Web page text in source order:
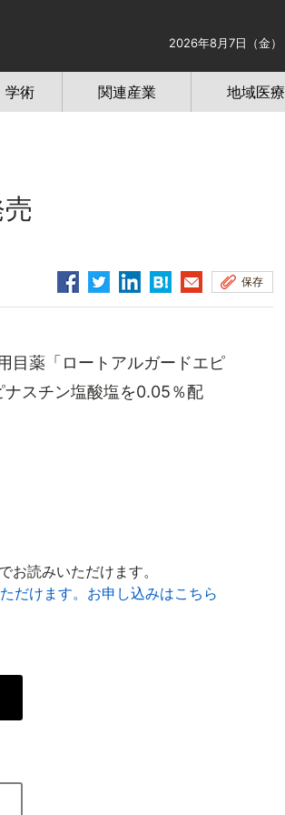
2026年8月7日（金）
学術 関連産業 地域医療
保存
目薬「ロートアルガードエピ
スチン塩酸塩を0.05％配
お読みいただけます。
だけます。お申し込みはこちら